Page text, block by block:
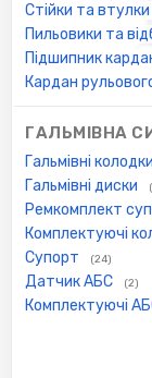
Стійки та
Пильовики та
Підшипник
Кардан
ГАЛЬМІВНА
Гальмівні колодки
Гальмівні диски
Ремкомплект
Комплектуючі
Супорт (24)
Датчик АБС (2)
Комплектуючі